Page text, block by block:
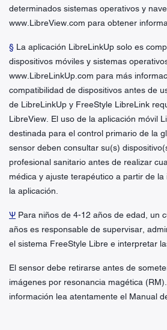
determinados sistemas operativos y
www.LibreView.com para obtener
§ La aplicación LibreLinkUp solo es
dispositivos móviles y sistemas
www.LibreLinkUp.com para más
compatibilidad de dispositivos antes de
de LibreLinkUp y FreeStyle LibreLink
LibreView. El uso de la aplicación móvil
destinada para el control primario de la
sensor deben consultar su(s)
profesional sanitario antes de realizar
médica y ajuste terapéutico a partir de
la aplicación.
Ѱ Para niños de 4-12 años de edad, un
años es responsable de supervisar,
el sistema FreeStyle Libre e interpretar
El sensor debe retirarse antes de
imágenes por resonancia magética
información lea atentamente el Manual